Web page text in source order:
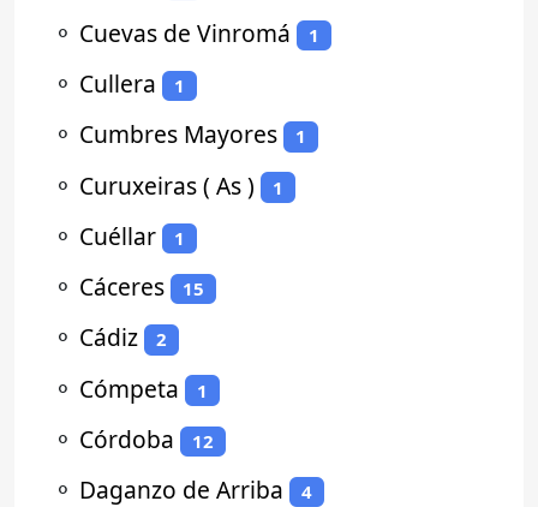
⚬ Cuevas de Vinromá 1
⚬ Cullera 1
⚬ Cumbres Mayores 1
⚬ Curuxeiras ( As ) 1
⚬ Cuéllar 1
⚬ Cáceres 15
⚬ Cádiz 2
⚬ Cómpeta 1
⚬ Córdoba 12
⚬ Daganzo de Arriba 4